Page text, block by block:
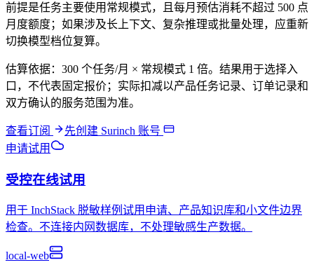
前提是任务主要使用常规模式，且每月预估消耗不超过 500 点
月度额度；如果涉及长上下文、复杂推理或批量处理，应重新
切换模型档位复算。
估算依据： 300 个任务/月 × 常规模式 1 倍。结果用于选择入
口，不代表固定报价；实际扣减以产品任务记录、订单记录和
双方确认的服务范围为准。
查看订阅
先创建 Surinch 账号
申请试用
受控在线试用
用于 InchStack 脱敏样例试用申请、产品知识库和小文件边界
检查。不连接内网数据库，不处理敏感生产数据。
local-web